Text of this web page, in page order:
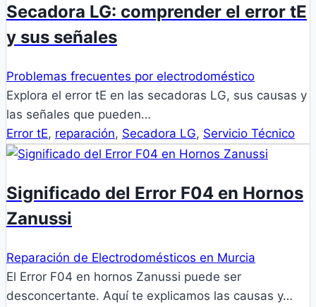
Secadora LG: comprender el error tE
y sus señales
Problemas frecuentes por electrodoméstico
Explora el error tE en las secadoras LG, sus causas y
las señales que pueden…
Error tE, reparación, Secadora LG, Servicio Técnico
Significado del Error F04 en Hornos
Zanussi
Reparación de Electrodomésticos en Murcia
El Error F04 en hornos Zanussi puede ser
desconcertante. Aquí te explicamos las causas y…